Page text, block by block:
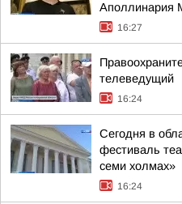
Аполлинария
16:27
телеведущий
16:24
Сегодня в
фестиваль
семи холмах»
16:24